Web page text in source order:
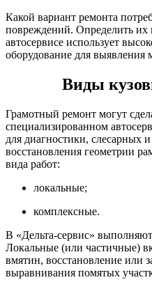
Какой вариант ремонта
повреждений. Определить их
автосервисе использует
оборудование для выявления
Виды
Грамотный ремонт могут
специализированном
для диагностики, слесарных
восстановления геометрии
вида работ:
локальные;
комплексные.
В «Дельта-сервис»
Локальные (или частичные)
вмятин, восстановление или
выравнивания помятых